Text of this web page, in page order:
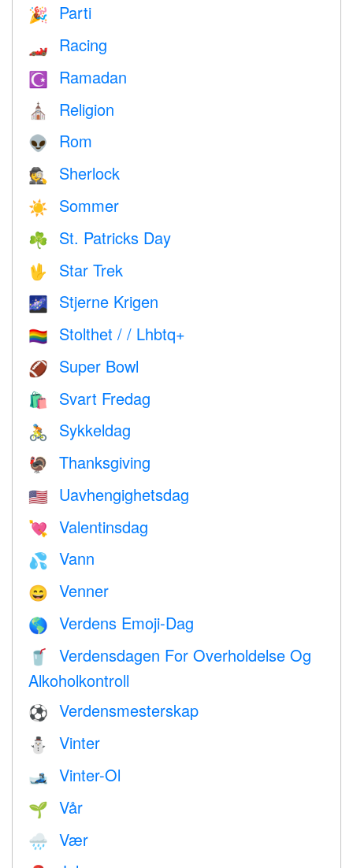
🎉 Parti
🏎 Racing
☪️ Ramadan
⛪️ Religion
👽 Rom
🕵️ Sherlock
☀️ Sommer
☘️ St. Patricks Day
🖖 Star Trek
🌌 Stjerne Krigen
🏳️‍🌈 Stolthet / / Lhbtq+
🏈 Super Bowl
🛍 Svart Fredag
🚴 Sykkeldag
🦃 Thanksgiving
🇺🇸 Uavhengighetsdag
💘 Valentinsdag
💦 Vann
😄 Venner
🌎 Verdens Emoji-Dag
🥤
Verdensdagen For Overholdelse Og
Alkoholkontroll
⚽ Verdensmesterskap
⛄ Vinter
🎿 Vinter-Ol
🌱 Vår
🌧 Vær